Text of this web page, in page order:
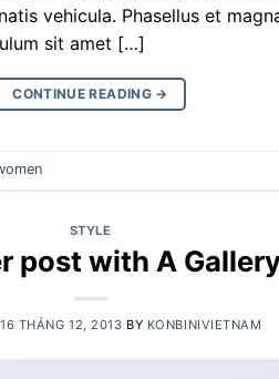
vehicula. Phasellus et
sit amet […]
CONTINUE READING →
STYLE
post with A
16 THÁNG 12, 2013 BY KONBINIVIETNAM